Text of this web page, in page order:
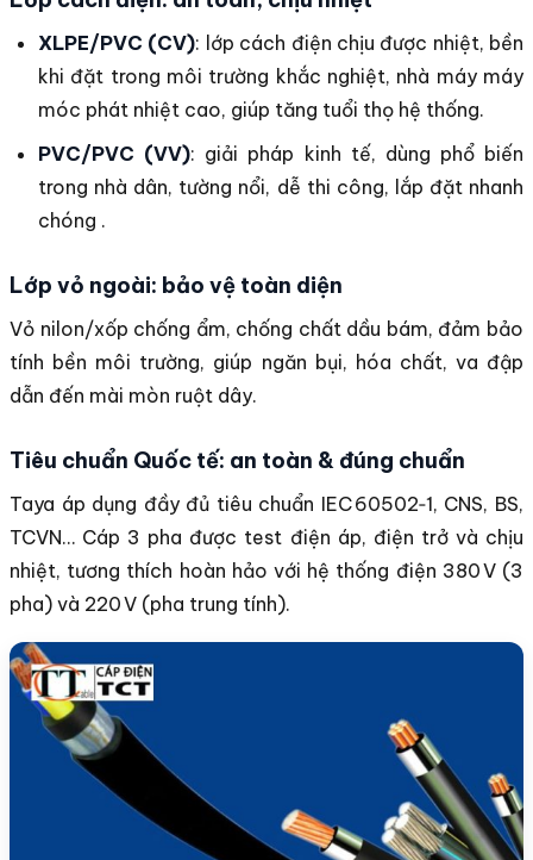
XLPE/PVC (CV): lớp cách điện chịu được nhiệt, bền
khi đặt trong môi trường khắc nghiệt, nhà máy máy
móc phát nhiệt cao, giúp tăng tuổi thọ hệ thống.
PVC/PVC (VV): giải pháp kinh tế, dùng phổ biến
trong nhà dân, tường nổi, dễ thi công, lắp đặt nhanh
chóng .
Lớp vỏ ngoài: bảo vệ toàn diện
Vỏ nilon/xốp chống ẩm, chống chất dầu bám, đảm bảo
tính bền môi trường, giúp ngăn bụi, hóa chất, va đập
dẫn đến mài mòn ruột dây.
Tiêu chuẩn Quốc tế: an toàn & đúng chuẩn
Taya áp dụng đầy đủ tiêu chuẩn IEC 60502‑1, CNS, BS,
TCVN… Cáp 3 pha được test điện áp, điện trở và chịu
nhiệt, tương thích hoàn hảo với hệ thống điện 380 V (3
pha) và 220 V (pha trung tính).